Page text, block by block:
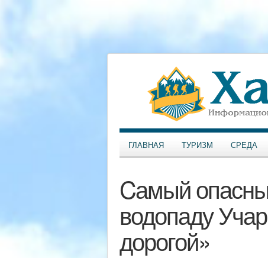
ГЛАВНАЯ ТУРИЗМ СРЕДА
Cамый
водопаду
дорогой»